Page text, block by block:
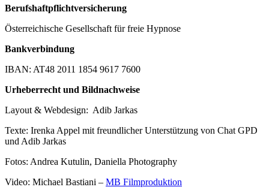
Berufshaftpflichtversicherung
Österreichische Gesellschaft für freie Hypnose
Bankverbindung
IBAN: AT48 2011 1854 9617 7600
Urheberrecht und Bildnachweise
Layout & Webdesign: Adib Jarkas
Texte: Irenka Appel mit freundlicher Unterstützung von Chat GPD
und Adib Jarkas
Fotos: Andrea Kutulin, Daniella Photography
Video: Michael Bastiani – MB Filmproduktion